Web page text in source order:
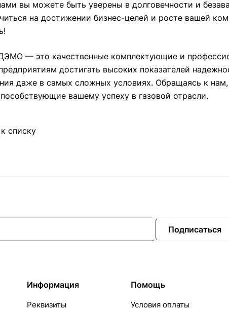
вы можете быть уверены в долговечности и
на достижении бизнес-целей и росте вашей
— это качественные комплектующие и
достигать высоких показателей
даже в самых сложных условиях. Обращаясь к
вашему успеху в газовой отрасли.
списку
Подписаться
Информация
Реквизиты
Помощь
Условия оплаты